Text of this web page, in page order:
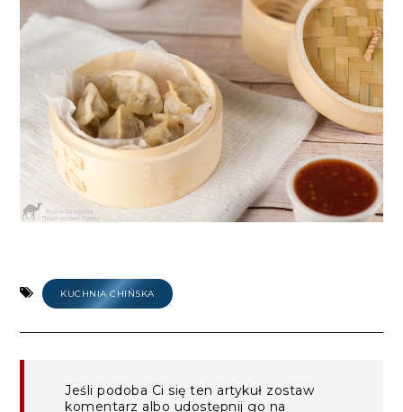
KUCHNIA CHIŃSKA
Jeśli podoba Ci się ten artykuł zostaw
komentarz albo udostępnij go na